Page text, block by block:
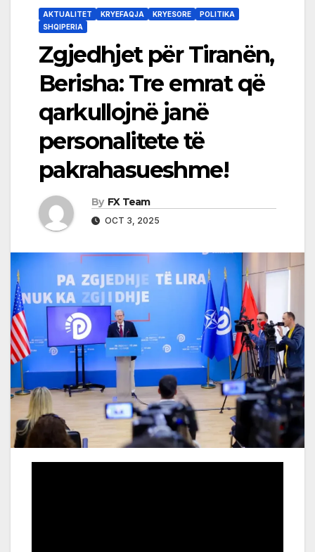
AKTUALITET KRYEFAQJA KRYESORE
POLITIKA
SHQIPERIA
Zgjedhjet për Tiranën,
Berisha: Tre emrat që
qarkullojnë janë
personalitete të
pakrahasueshme!
By FX Team
OCT 3, 2025